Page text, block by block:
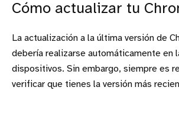
Cómo actualizar tu
La actualización a la última versión de
debería realizarse automáticamente en
dispositivos. Sin embargo, siempre es
verificar que tienes la versión más